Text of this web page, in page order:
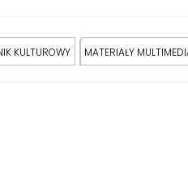
KULTUROWY MATERIAŁY